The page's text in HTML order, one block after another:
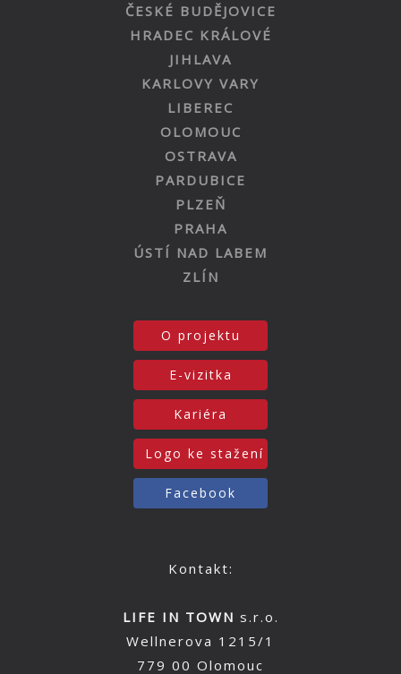
ČESKÉ BUDĚJOVICE
HRADEC KRÁLOVÉ
JIHLAVA
KARLOVY VARY
LIBEREC
OLOMOUC
OSTRAVA
PARDUBICE
PLZEŇ
PRAHA
ÚSTÍ NAD LABEM
ZLÍN
O projektu
E-vizitka
Kariéra
Logo ke stažení
Facebook
Kontakt:
LIFE IN TOWN s.r.o.
Wellnerova 1215/1
779 00 Olomouc